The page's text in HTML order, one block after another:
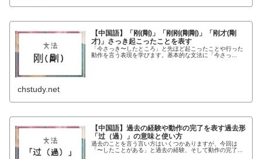
【中国語】「刚(剛)」「刚刚(剛剛)」「刚才(剛
才)」さっき起こったことを表す
「今さっき〜したところ」と先ほど起こったことや行った
動作を言う表現を学びます。基本的な文法に「今さっ...
chstudy.net
【中国語】過去の経験や動作の完了を表す過去形
「过（過）」の意味と使い方
過去のことを言う言い方はいくつかありますが、今回は
「〜したことがある」と過去の経験、そして動作の完了...